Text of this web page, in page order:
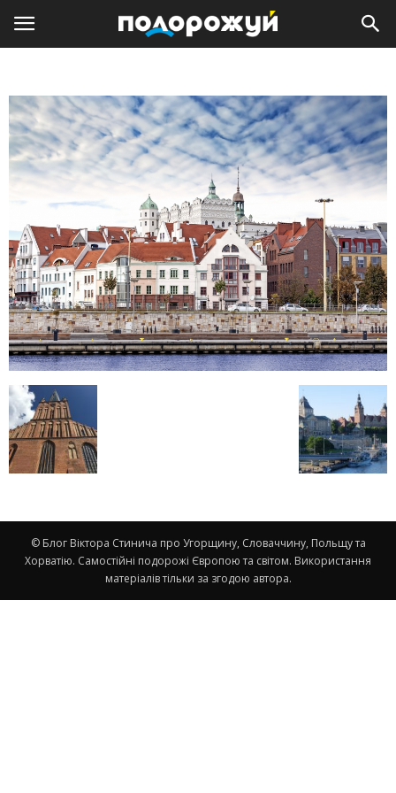
© Блог Віктора Стинича про Угорщину, Словаччину, Польщу та
Хорватію. Самостійні подорожі Європою та світом. Використання
матеріалів тільки за згодою автора.